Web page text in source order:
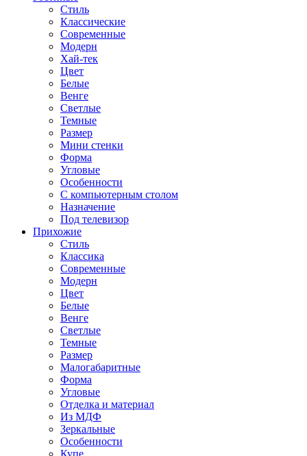
Стиль
Классические
Современные
Модерн
Хай-тек
Цвет
Белые
Венге
Светлые
Темные
Размер
Мини стенки
Форма
Угловые
Особенности
С компьютерным столом
Назначение
Под телевизор
Прихожие
Стиль
Классика
Современные
Модерн
Цвет
Белые
Венге
Светлые
Темные
Размер
Малогабаритные
Форма
Угловые
Отделка и материал
Из МДФ
Зеркальные
Особенности
Купе